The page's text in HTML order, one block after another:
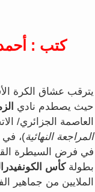
كتب :
يترقب عشاق الكرة
حيث يصطدم نادي
العاصمة الجزائري/
المراجعة النهائية)، في
في فرض السيطرة
بطولةكأس
الملايين من جماهير